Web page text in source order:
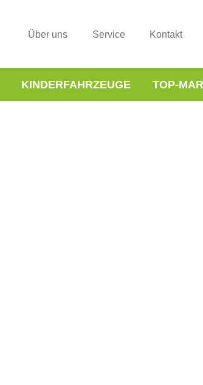
Über uns Service Kontakt
KINDERFAHRZEUGE TOP-